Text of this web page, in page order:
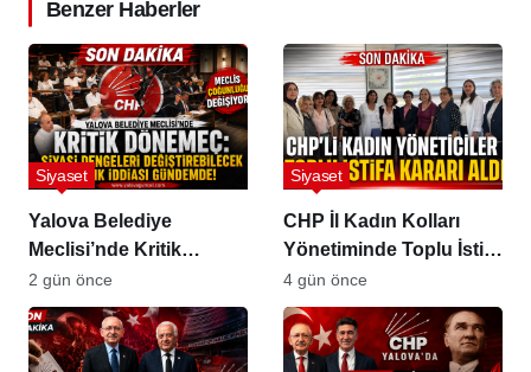
Benzer Haberler
Yalova Belediye
Meclisi’nde Kritik
Dönemeç
Siyaset
2 gün önce
CHP İl Kadın Kolları
Yönetiminde Toplu İstifa
Kararı
Siyaset
4 gün önce